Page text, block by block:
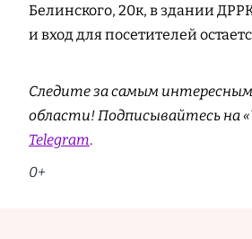
Белинского, 20к, в здании
и вход для посетителей
Следите за самым
области! Подписывайтесь на
Telegram.
0+